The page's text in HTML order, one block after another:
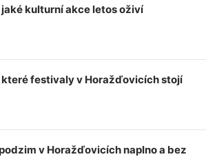
kulturní akce letos oživí
festivaly v Horažďovicích stojí
v Horažďovicích naplno a bez